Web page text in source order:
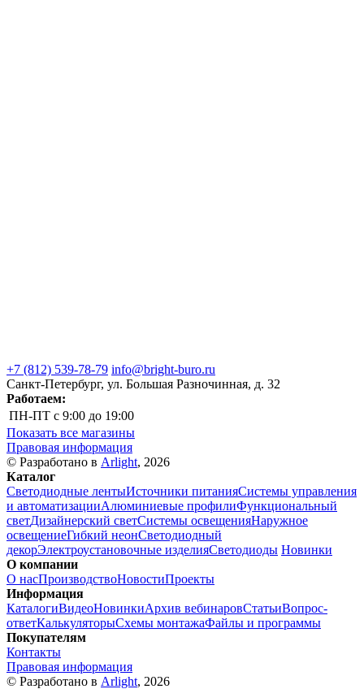
+7 (812) 539-78-79 info@bright-buro.ru
Санкт-Петербург, ул. Большая Разночинная, д. 32
Работаем:
ПН-ПТ с 9:00 до 19:00
Показать все магазины
Правовая информация
© Разработано в Arlight, 2026
Каталог
Светодиодные лентыИсточники питанияСистемы управления
и автоматизацииАлюминиевые профилиФункциональный
светДизайнерский светСистемы освещенияНаружное
освещениеГибкий неонСветодиодный
декорЭлектроустановочные изделияСветодиоды Новинки
О компании
О насПроизводствоНовостиПроекты
Информация
КаталогиВидеоНовинкиАрхив вебинаровСтатьиВопрос-
ответКалькуляторыСхемы монтажаФайлы и программы
Покупателям
Контакты
Правовая информация
© Разработано в Arlight, 2026